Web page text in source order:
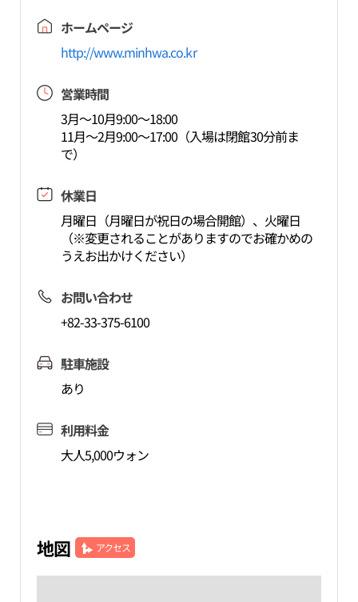
ホームページ
http://www.minhwa.co.kr
営業時間
3月～10月9:00～18:00
11月～2月9:00～17:00（入場は閉館30分前ま
で）
休業日
月曜日（月曜日が祝日の場合開館）、火曜日
（※変更されることがありますのでお確かめの
うえお出かけください）
お問い合わせ
+82-33-375-6100
駐車施設
あり
利用料金
大人5,000ウォン
地図 アクセス